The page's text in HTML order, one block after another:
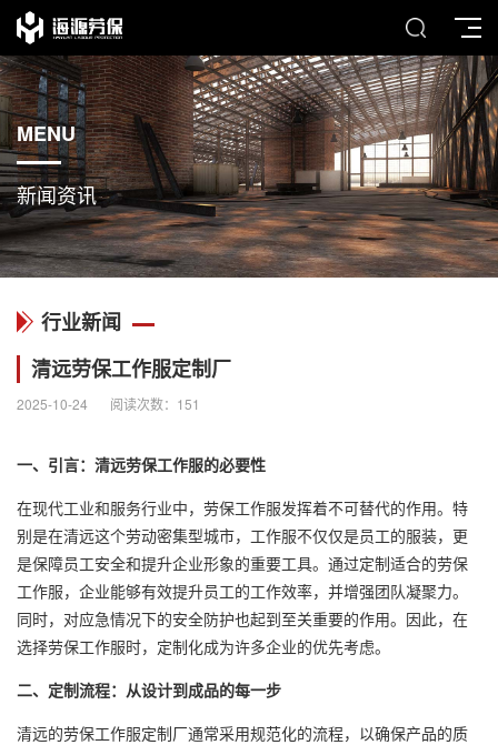
MENU
新闻资讯
行业新闻
清远劳保工作服定制厂
2025-10-24 阅读次数： 151
一、引言：清远劳保工作服的必要性
在现代工业和服务行业中，劳保工作服发挥着不可替代的作用。特
别是在清远这个劳动密集型城市，工作服不仅仅是员工的服装，更
是保障员工安全和提升企业形象的重要工具。通过定制适合的劳保
工作服，企业能够有效提升员工的工作效率，并增强团队凝聚力。
同时，对应急情况下的安全防护也起到至关重要的作用。因此，在
选择劳保工作服时，定制化成为许多企业的优先考虑。
二、定制流程：从设计到成品的每一步
清远的劳保工作服定制厂通常采用规范化的流程，以确保产品的质